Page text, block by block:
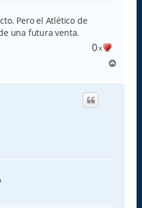
Pero el Atlético de
una futura venta.
0x
r